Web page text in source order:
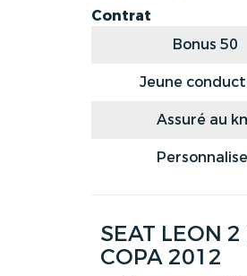
Contrat
Bonus 50
Jeune
Assuré au
SEAT LEON
COPA 2012